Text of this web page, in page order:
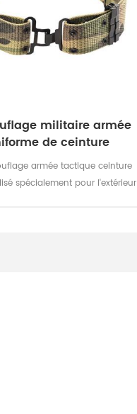
militaire armée
de ceinture
armée tactique ceinture
spécialement pour l'extérieur